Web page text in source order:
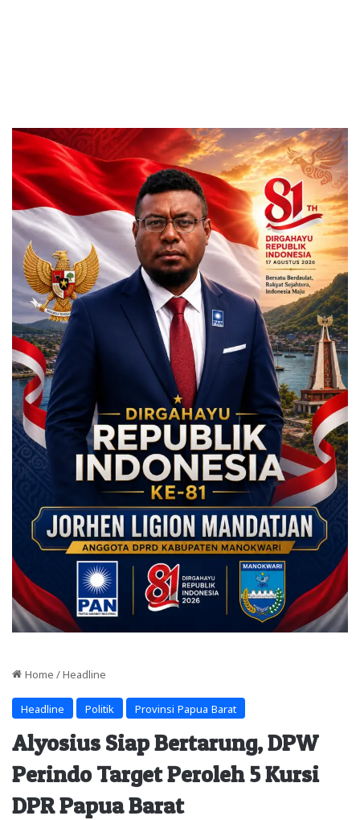
Home / Headline
Headline Politik Provinsi Papua Barat
Alyosius Siap Bertarung, DPW
Perindo Target Peroleh 5 Kursi
DPR Papua Barat